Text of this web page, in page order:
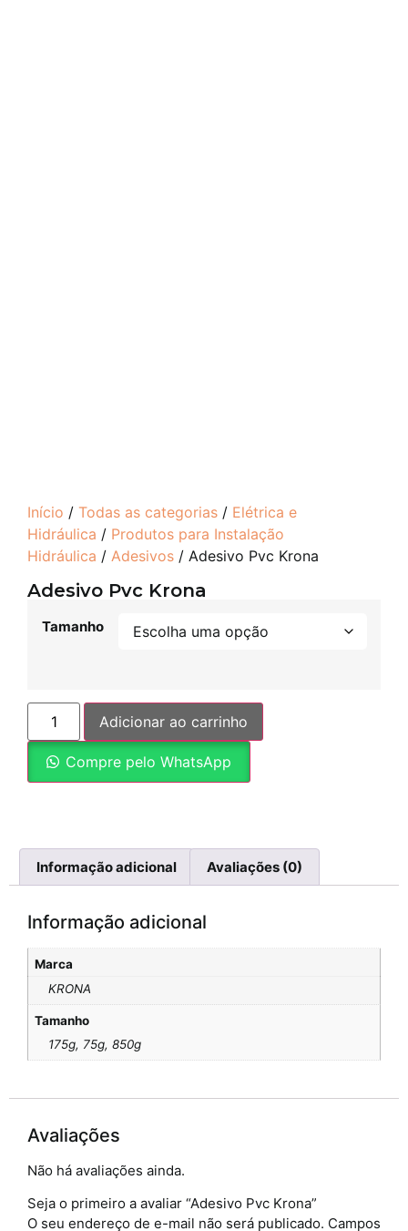
Início / Todas as categorias / Elétrica e
Hidráulica / Produtos para Instalação
Hidráulica / Adesivos / Adesivo Pvc Krona
Adesivo Pvc Krona
Tamanho
Adicionar ao carrinho
Compre pelo WhatsApp
Informação adicional Avaliações (0)
Informação adicional
Marca
KRONA
Tamanho
175g, 75g, 850g
Avaliações
Não há avaliações ainda.
Seja o primeiro a avaliar “Adesivo Pvc Krona”
O seu endereço de e-mail não será publicado. Campos